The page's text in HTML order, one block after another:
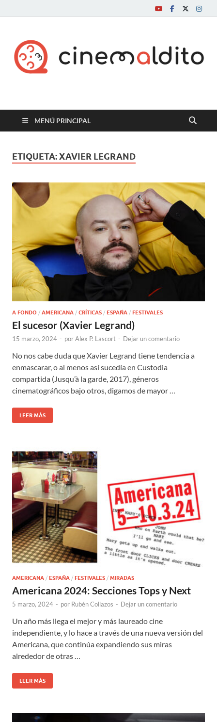
Cine maldito
MENÚ PRINCIPAL
ETIQUETA:XAVIER LEGRAND
A FONDO / AMERICANA / CRÍTICAS / ESPAÑA / FESTIVALES
El sucesor (Xavier Legrand)
15 marzo, 2024 - porAlex P. Lascort - Dejar un comentario
No nos cabe duda que Xavier Legrand tiene tendencia a
enmascarar, o al menos así sucedía en Custodia
compartida (Jusqu’à la garde, 2017), géneros
cinematográficos bajo otros, digamos de mayor …
LEER MÁS
AMERICANA / ESPAÑA / FESTIVALES / MIRADAS
Americana 2024: Secciones Tops y Next
5 marzo, 2024 - por Rubén Collazos - Dejar un comentario
Un año más llega el mejor y más laureado cine
independiente, y lo hace a través de una nueva versión del
Americana, que continúa expandiendo sus miras
alrededor de otras …
LEER MÁS